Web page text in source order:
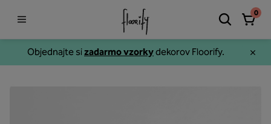
Objednajte sizadarmo vzorkydekorov Floorify.
0